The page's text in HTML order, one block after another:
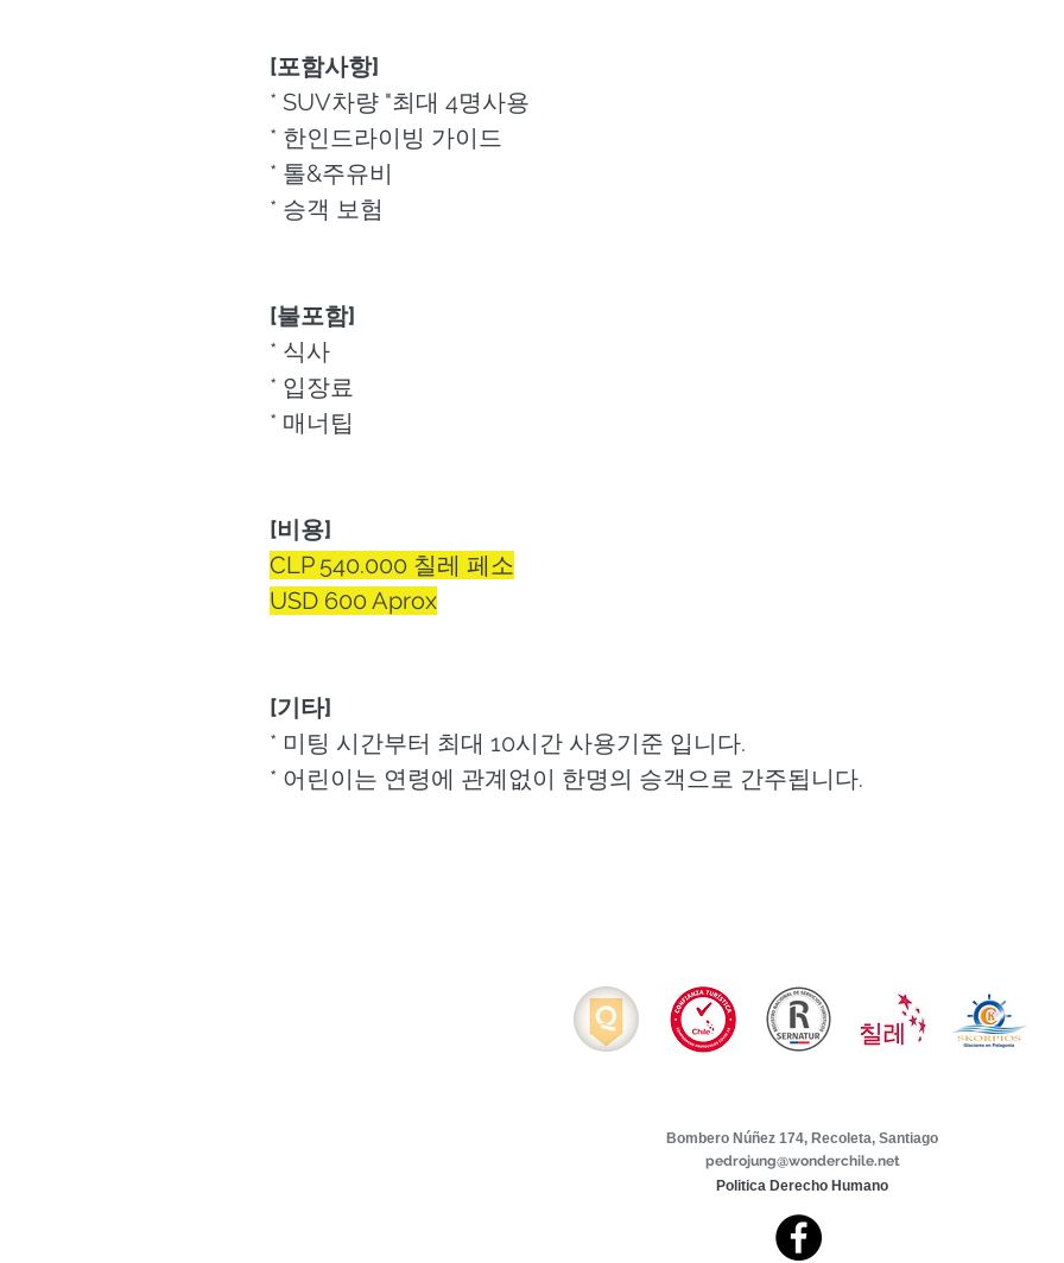
[포함사항]
* SUV차량 "최대 4명사용
* 한인드라이빙 가이드
* 톨&주유비
* 승객 보험
[불포함]
* 식사
* 입장료
* 매너팁
[비용]
CLP 540.000 칠레 페소
USD 600 Aprox
[기타]
* 미팅 시간부터 최대 10시간 사용기준 입니다.
* 어린이는 연령에 관계없이 한명의 승객으로 간주됩니다.
Bombero Núñez 174, Recoleta, Santiago
pedrojung@wonderchile.net
Politica Derecho Humano